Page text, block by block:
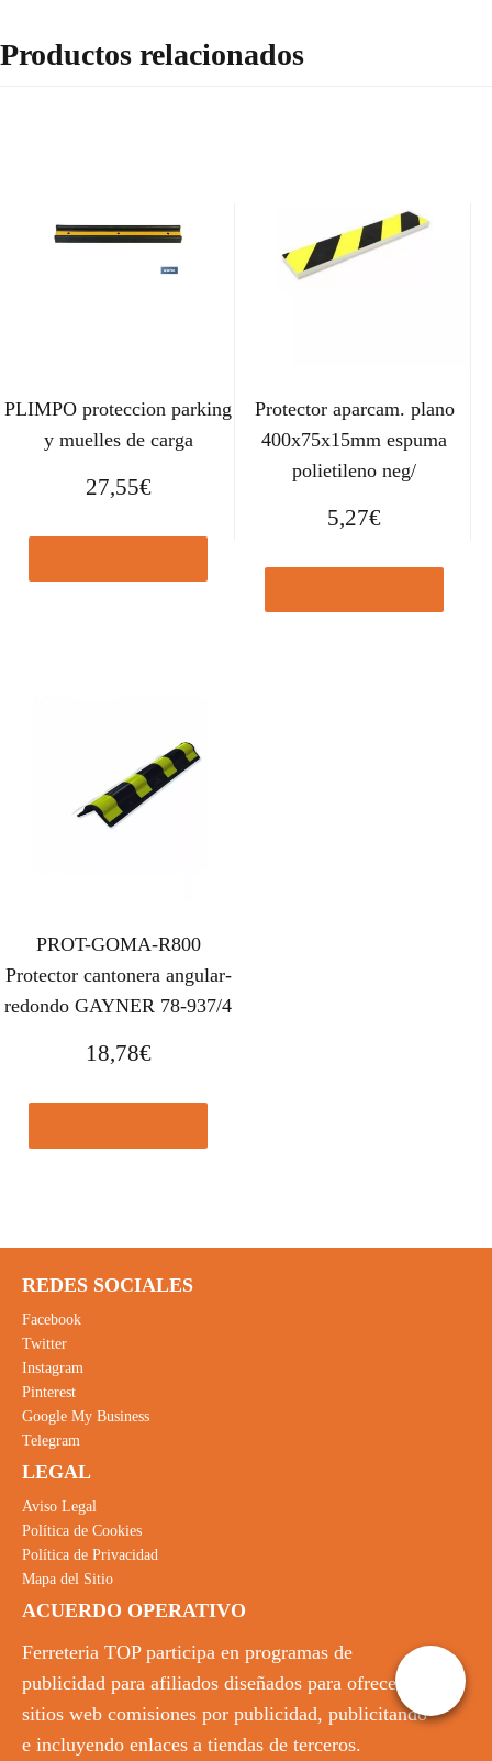
Productos relacionados
PLIMPO proteccion parking
y muelles de carga
27,55€
Protector aparcam. plano
400x75x15mm espuma
polietileno neg/
5,27€
PROT-GOMA-R800
Protector cantonera angular-
redondo GAYNER 78-937/4
18,78€
REDES SOCIALES
Facebook
Twitter
Instagram
Pinterest
Google My Business
Telegram
LEGAL
Aviso Legal
Política de Cookies
Política de Privacidad
Mapa del Sitio
ACUERDO OPERATIVO
Ferreteria TOP participa en programas de
publicidad para afiliados diseñados para ofrecer a
sitios web comisiones por publicidad, publicitando
e incluyendo enlaces a tiendas de terceros.